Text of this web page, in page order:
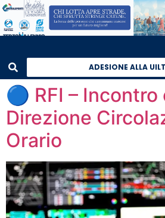
ADESIONE ALLA
🔵 RFI – Incontro
Direzione
Orario